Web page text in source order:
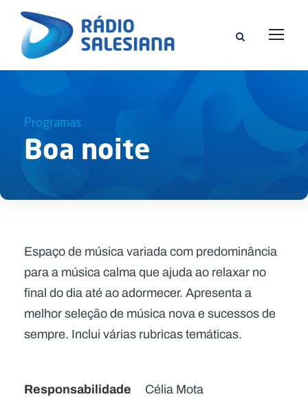
Programas
Boa noite
Espaço de música variada com predominância
para a música calma que ajuda ao relaxar no
final do dia até ao adormecer. Apresenta a
melhor seleção de música nova e sucessos de
sempre. Inclui várias rubricas temáticas.
Responsabilidade Célia Mota